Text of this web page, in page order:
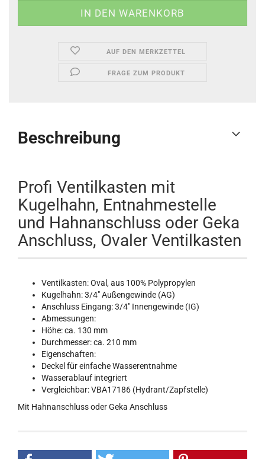
AUF DEN MERKZETTEL
FRAGE ZUM PRODUKT
Beschreibung
Profi Ventilkasten mit
Kugelhahn, Entnahmestelle
und Hahnanschluss oder Geka
Anschluss, Ovaler Ventilkasten
Ventilkasten: Oval, aus 100% Polypropylen
Kugelhahn: 3/4" Außengewinde (AG)
Anschluss Eingang: 3/4" Innengewinde (IG)
Abmessungen:
Höhe: ca. 130 mm
Durchmesser: ca. 210 mm
Eigenschaften:
Deckel für einfache Wasserentnahme
Wasserablauf integriert
Vergleichbar: VBA17186 (Hydrant/Zapfstelle)
Mit Hahnanschluss oder Geka Anschluss